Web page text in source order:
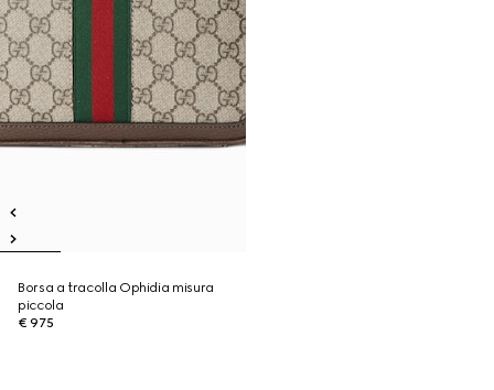
Borsa a tracolla Ophidia misura
piccola
€ 975